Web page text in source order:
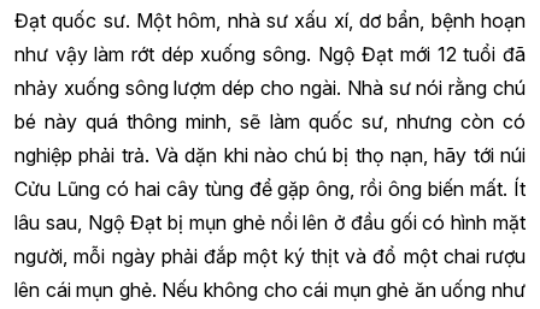
Đạt quốc sư. Một hôm, nhà sư xấu xí, dơ bẩn, bệnh hoạn
như vậy làm rớt dép xuống sông. Ngộ Đạt mới 12 tuổi đã
nhảy xuống sông lượm dép cho ngài. Nhà sư nói rằng chú
bé này quá thông minh, sẽ làm quốc sư, nhưng còn có
nghiệp phải trả. Và dặn khi nào chú bị thọ nạn, hãy tới núi
Cửu Lũng có hai cây tùng để gặp ông, rồi ông biến mất. Ít
lâu sau, Ngộ Đạt bị mụn ghẻ nổi lên ở đầu gối có hình mặt
người, mỗi ngày phải đắp một ký thịt và đổ một chai rượu
lên cái mụn ghẻ. Nếu không cho cái mụn ghẻ ăn uống như